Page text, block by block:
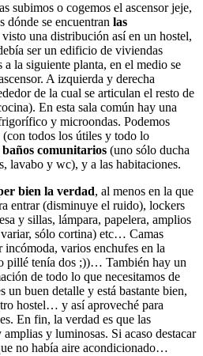
subimos o cogemos el ascensor jeje,
dónde se encuentran las
una distribución así en un hostel,
ser un edificio de viviendas
la siguiente planta, en el medio se
A izquierda y derecha
de la cual se articulan el resto de
En esta sala común hay una
y microondas. Podemos
(con todos los útiles y todo lo
baños comunitarios (uno sólo ducha
lavabo y wc), y a las habitaciones.
bien la verdad, al menos en la que
entrar (disminuye el ruido), lockers
y sillas, lámpara, papelera, amplios
sólo cortina) etc… Camas
incómoda, varios enchufes en la
pillé tenía dos ;))… También hay un
de todo lo que necesitamos de
un buen detalle y está bastante bien,
hostel… y así aproveché para
En fin, la verdad es que las
y luminosas. Si acaso destacar
no había aire acondicionado…